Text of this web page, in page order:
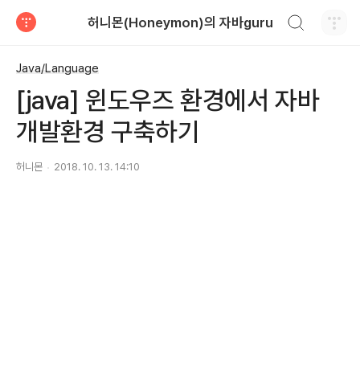
허니몬(Honeymon)의 자바guru
Java/Language
[java] 윈도우즈 환경에서 자바
개발환경 구축하기
허니몬 2018. 10. 13. 14:10